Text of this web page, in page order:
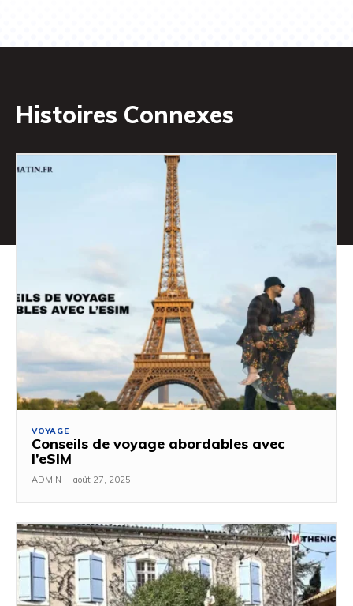
Histoires Connexes
VOYAGE
Conseils de voyage abordables avec
l’eSIM
ADMIN - août 27, 2025